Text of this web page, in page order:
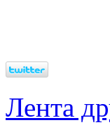
Лента